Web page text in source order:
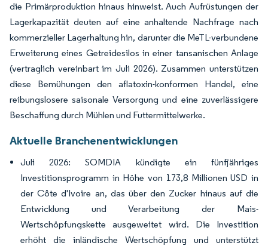
die Primärproduktion hinaus hinweist. Auch Aufrüstungen der
Lagerkapazität deuten auf eine anhaltende Nachfrage nach
kommerzieller Lagerhaltung hin, darunter die MeTL-verbundene
Erweiterung eines Getreidesilos in einer tansanischen Anlage
(vertraglich vereinbart im Juli 2026). Zusammen unterstützen
diese Bemühungen den aflatoxin-konformen Handel, eine
reibungslosere saisonale Versorgung und eine zuverlässigere
Beschaffung durch Mühlen und Futtermittelwerke.
Aktuelle Branchenentwicklungen
Juli 2026: SOMDIA kündigte ein fünfjähriges
Investitionsprogramm in Höhe von 173,8 Millionen USD in
der Côte d'Ivoire an, das über den Zucker hinaus auf die
Entwicklung und Verarbeitung der Mais-
Wertschöpfungskette ausgeweitet wird. Die Investition
erhöht die inländische Wertschöpfung und unterstützt